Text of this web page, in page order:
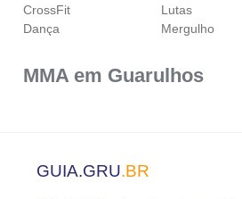
CrossFit
Dança
Lutas
Mergulho
MMA em Guarulhos
GUIA.GRU.BR